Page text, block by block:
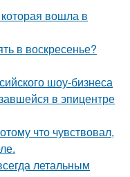
вошла в
в воскресенье?
шоу-бизнеса
в эпицентре
что чувствовал,
летальным